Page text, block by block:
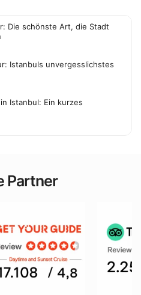
Die schönste Art, die Stadt
Istanbuls unvergesslichstes
Istanbul: Ein kurzes
Partner